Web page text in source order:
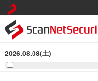
2026.08.08(土)